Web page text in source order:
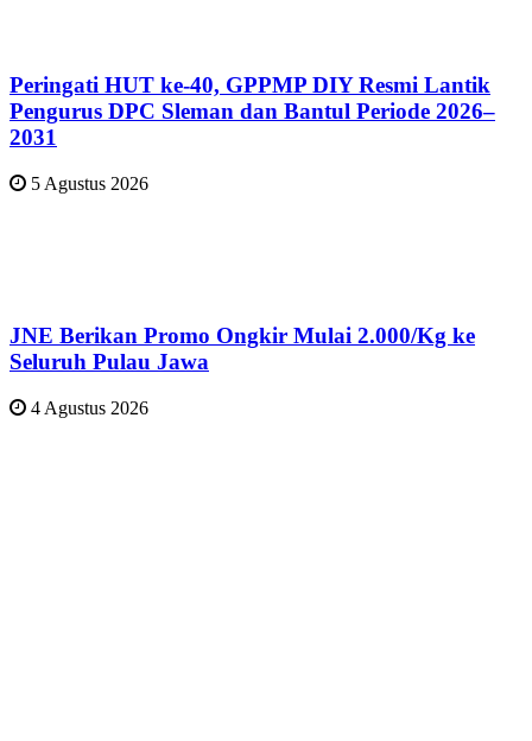
Peringati HUT ke-40, GPPMP DIY Resmi Lantik
Pengurus DPC Sleman dan Bantul Periode 2026–
2031
5 Agustus 2026
JNE Berikan Promo Ongkir Mulai 2.000/Kg ke
Seluruh Pulau Jawa
4 Agustus 2026